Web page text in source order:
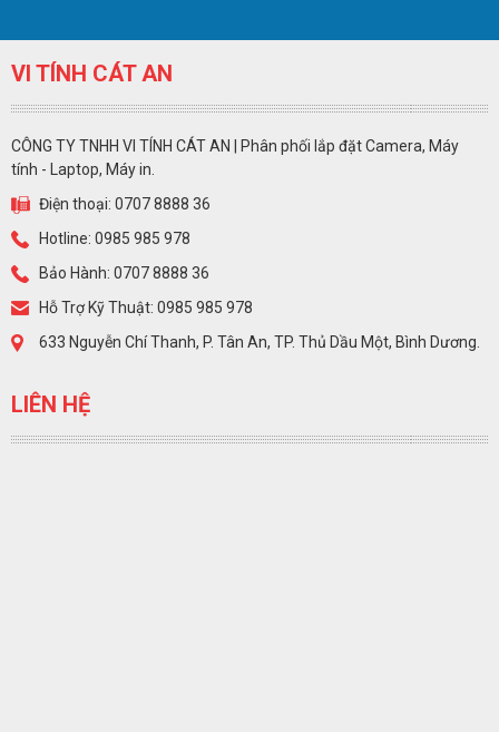
VI TÍNH CÁT AN
CÔNG TY TNHH VI TÍNH CÁT AN | Phân phối lắp đặt Camera, Máy
tính - Laptop, Máy in.
Điện thoại: 0707 8888 36
Hotline: 0985 985 978
Bảo Hành: 0707 8888 36
Hỗ Trợ Kỹ Thuật: 0985 985 978
633 Nguyễn Chí Thanh, P. Tân An, TP. Thủ Dầu Một, Bình Dương.
LIÊN HỆ